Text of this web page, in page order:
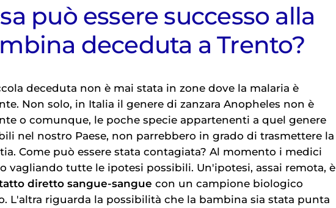
può essere successo alla
deceduta a Trento?
deceduta non è mai stata in zone dove la malaria è
Non solo, in Italia il genere di zanzara Anopheles non è
o comunque, le poche specie appartenenti a quel genere
nel nostro Paese, non parrebbero in grado di trasmettere la
Come può essere stata contagiata? Al momento i medici
vagliando tutte le ipotesi possibili. Un'ipotesi, assai remota, è
diretto sangue-sangue con un campione biologico
L'altra riguarda la possibilità che la bambina sia stata punta